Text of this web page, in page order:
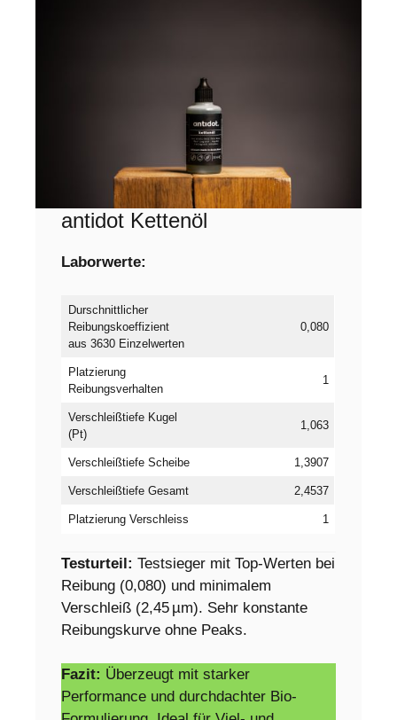
antidot Kettenöl
Laborwerte:
Durschnittlicher
Reibungskoeffizient
aus 3630 Einzelwerten
0,080
Platzierung
Reibungsverhalten
1
Verschleißtiefe Kugel
(Pt)
1,063
Verschleißtiefe Scheibe 1,3907
Verschleißtiefe Gesamt 2,4537
Platzierung Verschleiss 1
Testurteil: Testsieger mit Top-Werten bei
Reibung (0,080) und minimalem
Verschleiß (2,45 µm). Sehr konstante
Reibungskurve ohne Peaks.
Fazit: Überzeugt mit starker
Performance und durchdachter Bio-